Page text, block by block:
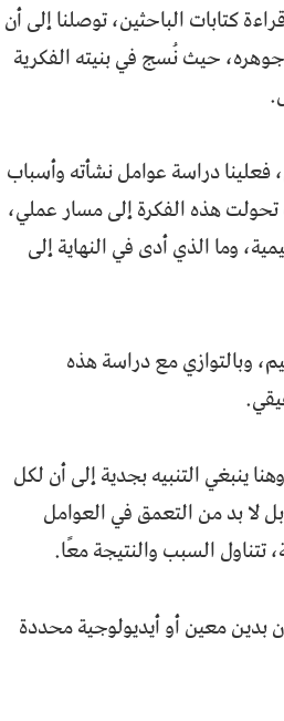
كتابات الباحثين، توصلنا إلى أن
حيث نُسج في بنيته الفكرية
فعلينا دراسة عوامل نشأته وأسباب
هذه الفكرة إلى مسار عملي،
وما الذي أدى في النهاية إلى
وبالتوازي مع دراسة هذه
ينبغي التنبيه بجدية إلى أن لكل
لا بد من التعمق في العوامل
السبب والنتيجة معًا.
بدين معين أو أيديولوجية محددة